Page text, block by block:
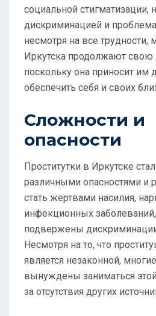
социальной стигматизации,
дискриминацией и
несмотря на все трудности,
Иркутска продолжают свою
поскольку она приносит им
обеспечить себя и своих
Сложности и
опасности
Проститутки в Иркутске
различными опасностями и
стать жертвами насилия,
инфекционных
подвержены
Несмотря на то, что
является незаконной,
вынуждены заниматься
за отсутствия других